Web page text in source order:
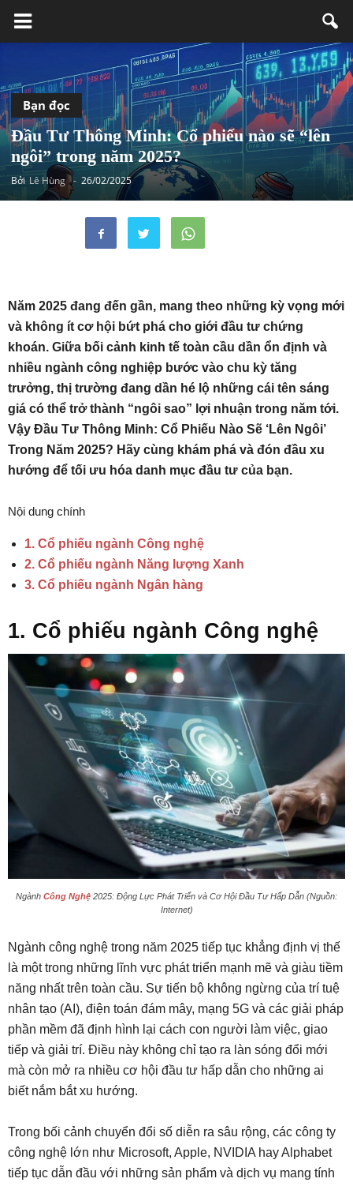
Bạn đọc
Đầu Tư Thông Minh: Cổ phiếu nào sẽ “lên
ngôi” trong năm 2025?
Bởi Lê Hùng - 26/02/2025
Năm 2025 đang đến gần, mang theo những kỳ vọng mới
và không ít cơ hội bứt phá cho giới đầu tư chứng
khoán. Giữa bối cảnh kinh tế toàn cầu dần ổn định và
nhiều ngành công nghiệp bước vào chu kỳ tăng
trưởng, thị trường đang dần hé lộ những cái tên sáng
giá có thể trở thành “ngôi sao” lợi nhuận trong năm tới.
Vậy Đầu Tư Thông Minh: Cổ Phiếu Nào Sẽ ‘Lên Ngôi’
Trong Năm 2025? Hãy cùng khám phá và đón đầu xu
hướng để tối ưu hóa danh mục đầu tư của bạn.
Nội dung chính
1. Cổ phiếu ngành Công nghệ
2. Cổ phiếu ngành Năng lượng Xanh
3. Cổ phiếu ngành Ngân hàng
1. Cổ phiếu ngành Công nghệ
Ngành Công Nghệ 2025: Động Lực Phát Triển và Cơ Hội Đầu Tư Hấp Dẫn (Nguồn:
Internet)
Ngành công nghệ trong năm 2025 tiếp tục khẳng định vị thế
là một trong những lĩnh vực phát triển mạnh mẽ và giàu tiềm
năng nhất trên toàn cầu. Sự tiến bộ không ngừng của trí tuệ
nhân tạo (AI), điện toán đám mây, mạng 5G và các giải pháp
phần mềm đã định hình lại cách con người làm việc, giao
tiếp và giải trí. Điều này không chỉ tạo ra làn sóng đổi mới
mà còn mở ra nhiều cơ hội đầu tư hấp dẫn cho những ai
biết nắm bắt xu hướng.
Trong bối cảnh chuyển đổi số diễn ra sâu rộng, các công ty
công nghệ lớn như Microsoft, Apple, NVIDIA hay Alphabet
tiếp tục dẫn đầu với những sản phẩm và dịch vụ mang tính